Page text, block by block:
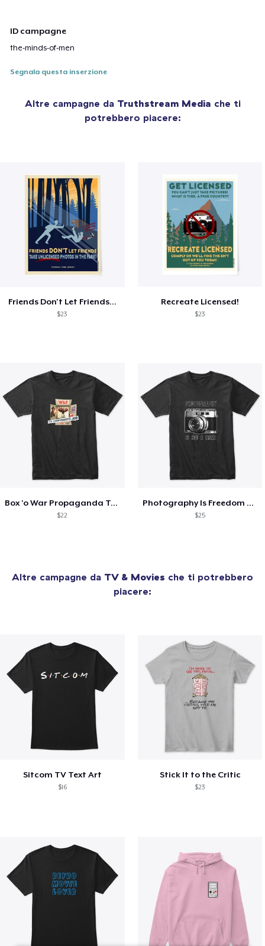
ID campagne
the-minds-of-men
Segnala questa inserzione
Altre campagne da Truthstream Media che ti
potrebbero piacere:
Friends Don't Let Friends...
$23
Recreate Licensed!
$23
Box 'o War Propaganda Tee
$22
Photography Is Freedom Tee
$25
Altre campagne da TV & Movies che ti potrebbero
piacere:
Sitcom TV Text Art
$16
Stick It to the Critic
$23